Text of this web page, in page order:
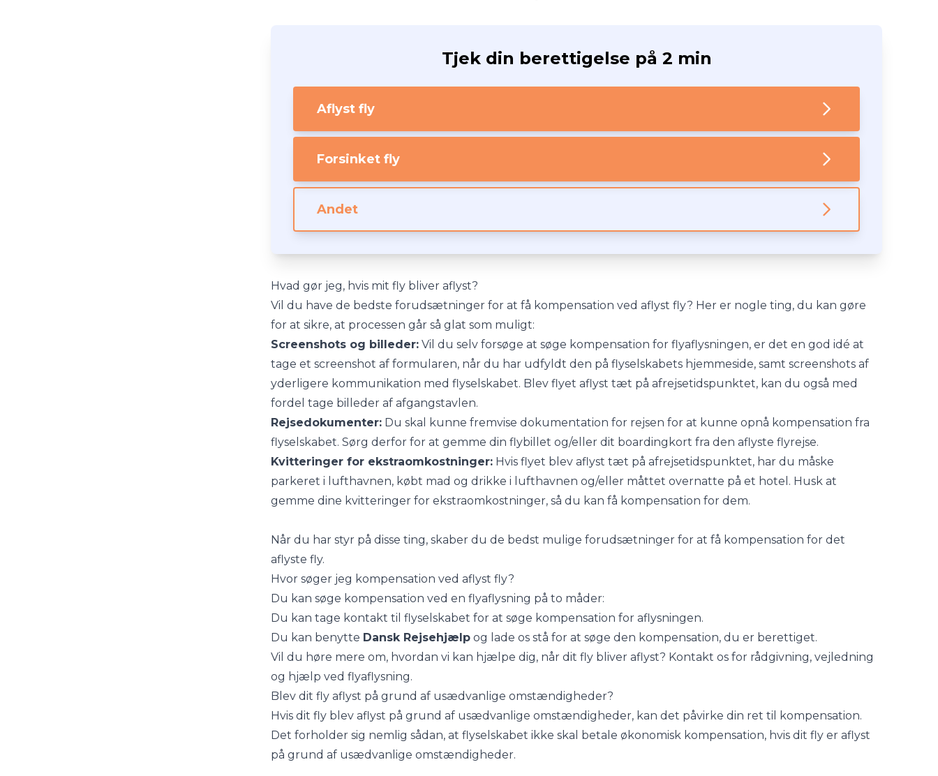
Tjek din berettigelse på 2 min
Aflyst fly
Forsinket fly
Andet
Hvad gør jeg, hvis mit fly bliver aflyst?
Vil du have de bedste forudsætninger for at få kompensation ved aflyst fly? Her er nogle ting, du kan gøre
for at sikre, at processen går så glat som muligt:
Screenshots og billeder: Vil du selv forsøge at søge kompensation for flyaflysningen, er det en god idé at
tage et screenshot af formularen, når du har udfyldt den på flyselskabets hjemmeside, samt screenshots af
yderligere kommunikation med flyselskabet. Blev flyet aflyst tæt på afrejsetidspunktet, kan du også med
fordel tage billeder af afgangstavlen.
Rejsedokumenter: Du skal kunne fremvise dokumentation for rejsen for at kunne opnå kompensation fra
flyselskabet. Sørg derfor for at gemme din flybillet og/eller dit boardingkort fra den aflyste flyrejse.
Kvitteringer for ekstraomkostninger: Hvis flyet blev aflyst tæt på afrejsetidspunktet, har du måske
parkeret i lufthavnen, købt mad og drikke i lufthavnen og/eller måttet overnatte på et hotel. Husk at
gemme dine kvitteringer for ekstraomkostninger, så du kan få kompensation for dem.
Når du har styr på disse ting, skaber du de bedst mulige forudsætninger for at få kompensation for det
aflyste fly.
Hvor søger jeg kompensation ved aflyst fly?
Du kan søge kompensation ved en flyaflysning på to måder:
Du kan tage kontakt til flyselskabet for at søge kompensation for aflysningen.
Du kan benytte Dansk Rejsehjælp og lade os stå for at søge den kompensation, du er berettiget.
Vil du høre mere om, hvordan vi kan hjælpe dig, når dit fly bliver aflyst? Kontakt os for rådgivning, vejledning
og hjælp ved flyaflysning.
Blev dit fly aflyst på grund af usædvanlige omstændigheder?
Hvis dit fly blev aflyst på grund af usædvanlige omstændigheder, kan det påvirke din ret til kompensation.
Det forholder sig nemlig sådan, at flyselskabet ikke skal betale økonomisk kompensation, hvis dit fly er aflyst
på grund af usædvanlige omstændigheder.